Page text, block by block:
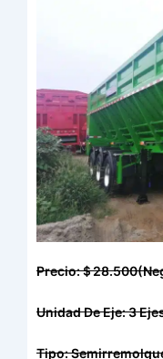
Precio:＄
Unidad De Eje: 3
Tipo: